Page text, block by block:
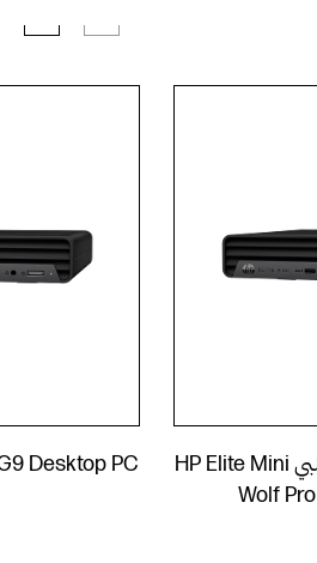
Desktop PC
الكمبيوتر الشخصي المكتبي HP Elite Mini
800 G9‎ المزود بخدمة Wolf Pro